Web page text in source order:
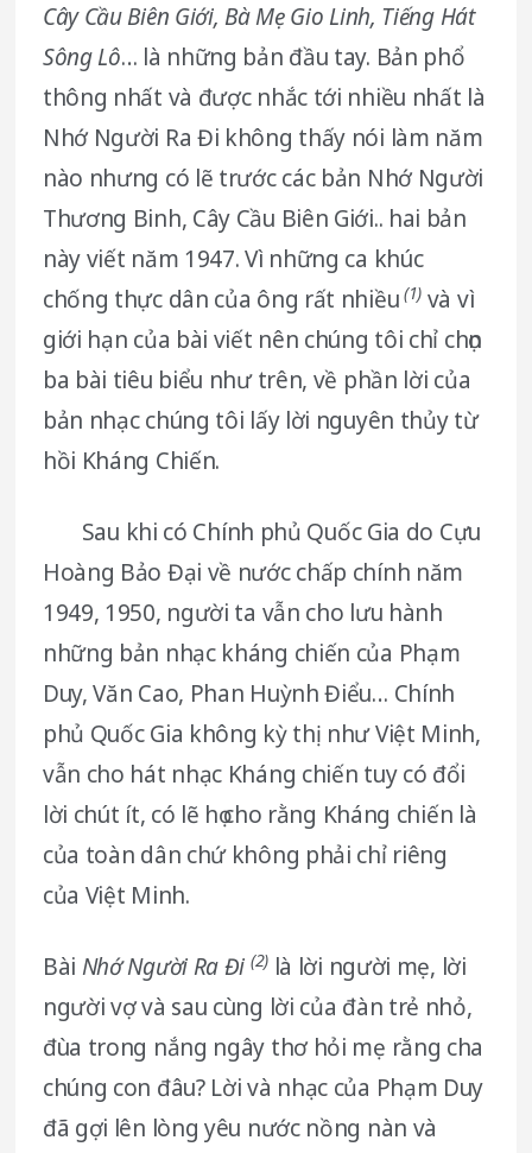
Cây Cầu Biên Giới, Bà Mẹ Gio Linh, Tiếng Hát
Sông Lô… là những bản đầu tay. Bản phổ
thông nhất và được nhắc tới nhiều nhất là
Nhớ Người Ra Đi không thấy nói làm năm
nào nhưng có lẽ trước các bản Nhớ Người
Thương Binh, Cây Cầu Biên Giới.. hai bản
này viết năm 1947. Vì những ca khúc
chống thực dân của ông rất nhiều (1) và vì
giới hạn của bài viết nên chúng tôi chỉ chọn
ba bài tiêu biểu như trên, về phần lời của
bản nhạc chúng tôi lấy lời nguyên thủy từ
hồi Kháng Chiến.
Sau khi có Chính phủ Quốc Gia do Cựu
Hoàng Bảo Đại về nước chấp chính năm
1949, 1950, người ta vẫn cho lưu hành
những bản nhạc kháng chiến của Phạm
Duy, Văn Cao, Phan Huỳnh Điểu… Chính
phủ Quốc Gia không kỳ thị như Việt Minh,
vẫn cho hát nhạc Kháng chiến tuy có đổi
lời chút ít, có lẽ họ cho rằng Kháng chiến là
của toàn dân chứ không phải chỉ riêng
của Việt Minh.
Bài Nhớ Người Ra Đi (2)là lời người mẹ, lời
người vợ và sau cùng lời của đàn trẻ nhỏ,
đùa trong nắng ngây thơ hỏi mẹ rằng cha
chúng con đâu? Lời và nhạc của Phạm Duy
đã gợi lên lòng yêu nước nồng nàn và